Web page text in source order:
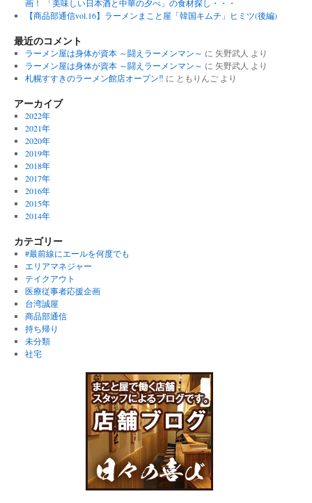
画！ 「美味しい日本酒と中華の夕べ」の食材探し・・・
【商品部通信vol.16】ラーメンまこと屋「韓国キムチ」ヒミツ(後編)
最近のコメント
ラーメン屋は身体が資本 ～闘えラーメンマン～ に 矢野武人 より
ラーメン屋は身体が資本 ～闘えラーメンマン～ に 矢野武人 より
札幌すすきのラーメン館店オープン‼︎ に ともりんごより
アーカイブ
2022年
2021年
2020年
2019年
2018年
2017年
2016年
2015年
2014年
カテゴリー
#最前線にエールを何度でも
エリアマネジャー
テイクアウト
医療従事者応援企画
台湾誠屋
商品部通信
持ち帰り
未分類
社宅